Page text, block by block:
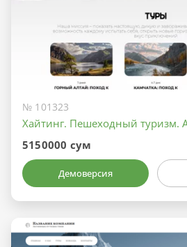
№ 101323
Хайтинг. Пешеходный туризм.
5150000 сум
Демоверсия